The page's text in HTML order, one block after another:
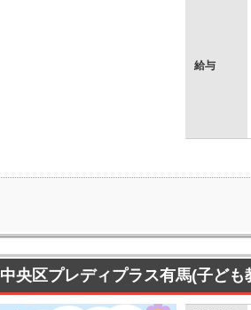
給与
中央区プレディプラス有馬(子ども